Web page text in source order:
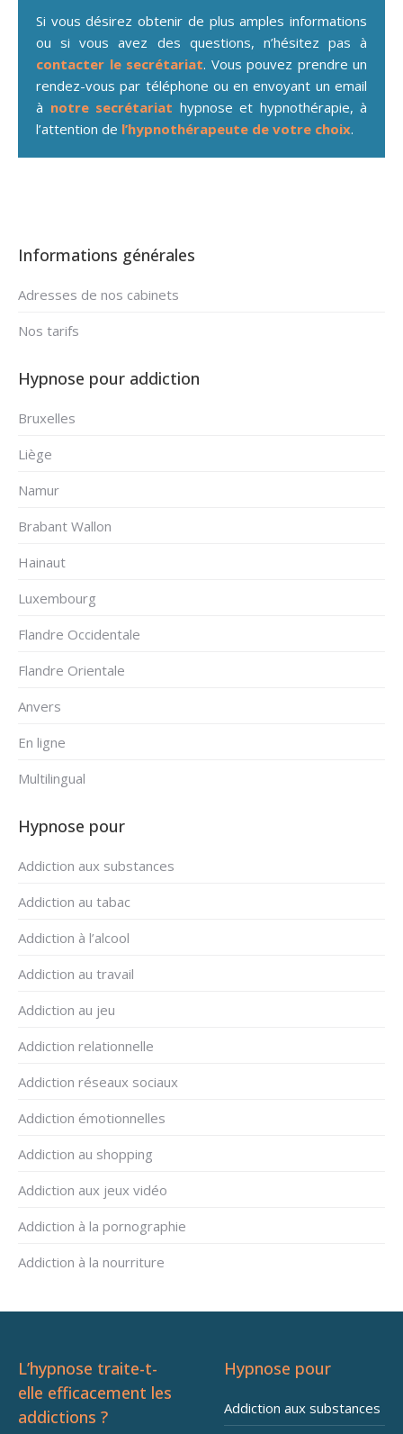
Si vous désirez obtenir de plus amples informations
ou si vous avez des questions, n’hésitez pas à
contacter le secrétariat. Vous pouvez prendre un
rendez-vous par téléphone ou en envoyant un email
à notre secrétariat hypnose et hypnothérapie, à
l’attention de l’hypnothérapeute de votre choix.
Informations générales
Adresses de nos cabinets
Nos tarifs
Hypnose pour addiction
Bruxelles
Liège
Namur
Brabant Wallon
Hainaut
Luxembourg
Flandre Occidentale
Flandre Orientale
Anvers
En ligne
Multilingual
Hypnose pour
Addiction aux substances
Addiction au tabac
Addiction à l’alcool
Addiction au travail
Addiction au jeu
Addiction relationnelle
Addiction réseaux sociaux
Addiction émotionnelles
Addiction au shopping
Addiction aux jeux vidéo
Addiction à la pornographie
Addiction à la nourriture
L’hypnose traite-t-
elle efficacement les
addictions ?
Hypnose pour
Addiction aux substances